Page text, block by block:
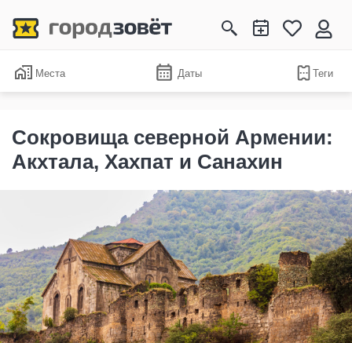
Места Даты Теги
Сокровища северной Армении:
Акхтала, Хахпат и Санахин